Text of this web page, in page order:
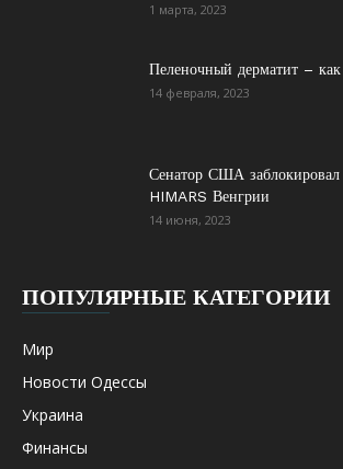
1 марта, 2023
Пеленочный дерматит – как
14 февраля, 2023
Сенатор США
HIMARS Венгрии
14 июня, 2023
ПОПУЛЯРНЫЕ КАТЕГОРИИ
Мир
Новости Одессы
Украина
Финансы